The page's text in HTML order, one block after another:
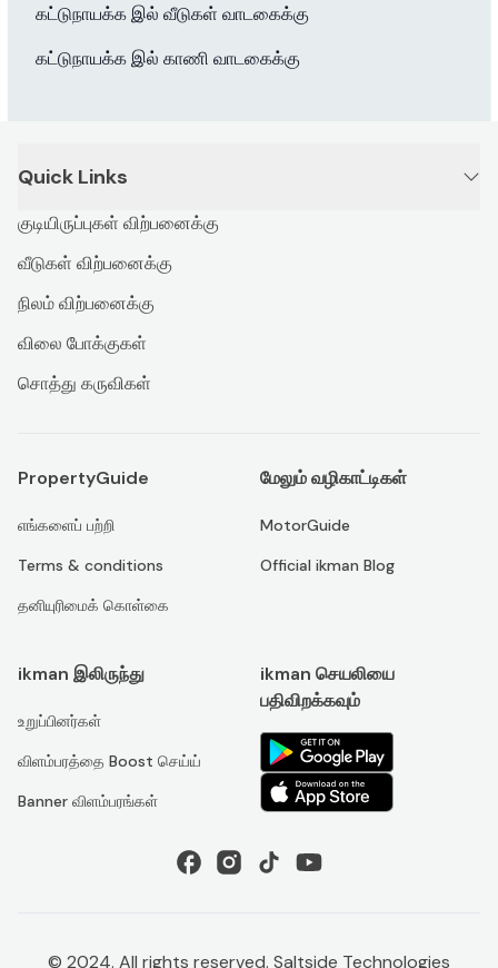
கட்டுநாயக்க இல் வீடுகள் வாடகைக்கு
கட்டுநாயக்க இல் காணி வாடகைக்கு
Quick Links
குடியிருப்புகள் விற்பனைக்கு
வீடுகள் விற்பனைக்கு
நிலம் விற்பனைக்கு
விலை போக்குகள்
சொத்து கருவிகள்
PropertyGuide
எங்களைப் பற்றி
Terms & conditions
தனியுரிமைக் கொள்கை
மேலும் வழிகாட்டிகள்
MotorGuide
Official ikman Blog
ikman இலிருந்து
உறுப்பினர்கள்
விளம்பரத்தை Boost செய்ய்
Banner விளம்பரங்கள்
ikman செயலியை
பதிவிறக்கவும்
© 2024. All rights reserved. Saltside Technologies